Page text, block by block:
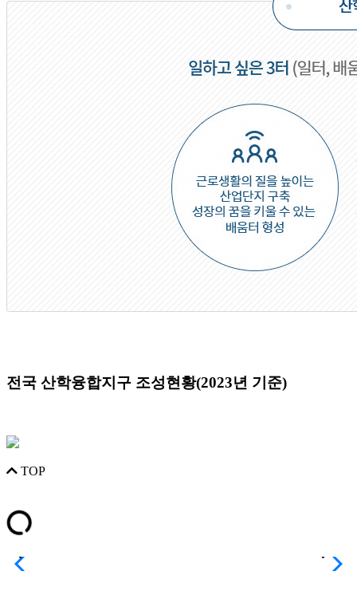
전국 산학융합지구 조성현황(2023년 기준)
TOP